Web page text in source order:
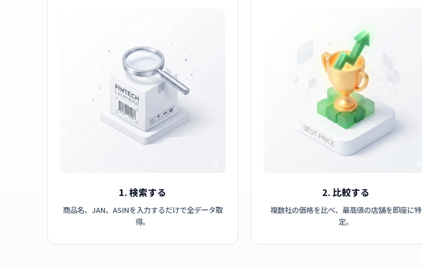
1. 検索する
商品名、JAN、ASINを入力するだけで全データ取
得。
2. 比較する
複数社の価格を比べ、最高値の店舗を即座に特
定。